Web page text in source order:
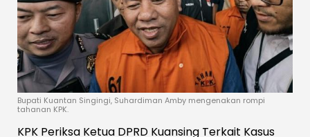
Bupati Kuantan Singingi, Suhardiman Amby mengenakan rompi
tahanan KPK.
KPK Periksa Ketua DPRD Kuansing Terkait Kasus